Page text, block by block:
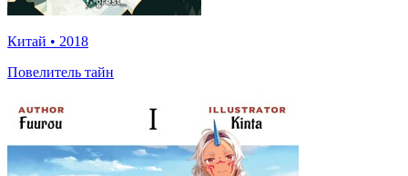
Китай • 2018
Повелитель тайн